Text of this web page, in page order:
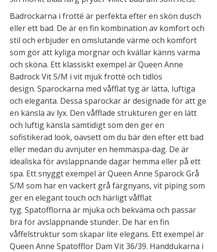
Badrockarna i frotté är perfekta efter en skön dusch
eller ett bad. De är en fin kombination av komfort och
stil och erbjuder en omslutande värme och komfort
som gör att kyliga morgnar och kvällar känns varma
och sköna. Ett klassiskt exempel är Queen Anne
Badrock Vit S/M i vit mjuk frotté och tidlös
design. Sparockarna med våfflat tyg är lätta, luftiga
och eleganta. Dessa sparockar är designade för att ge
en känsla av lyx. Den våfflade strukturen ger en lätt
och luftig känsla samtidigt som den ger en
sofistikerad look, oavsett om du bär den efter ett bad
eller medan du avnjuter en hemmaspa-dag. De är
idealiska för avslappnande dagar hemma eller på ett
spa. Ett snyggt exempel är Queen Anne Sparock Grå
S/M som har en vackert grå färgnyans, vit piping som
ger en elegant touch och härligt våfflat
tyg. Spatofflorna är mjuka och bekväma och passar
bra för avslappnande stunder. De har en fin
våffelstruktur som skapar lite elegans. Ett exempel är
Queen Anne Spatofflor Dam Vit 36/39. Handdukarna i